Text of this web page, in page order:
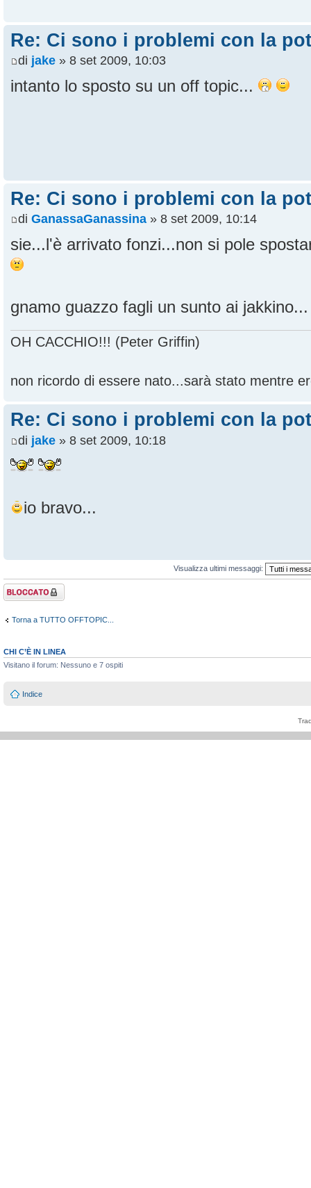
Re: Ci sono i problemi con la
di jake » 8 set 2009, 10:03
intanto lo sposto su un off topic...
Re: Ci sono i problemi con la
di GanassaGanassina » 8 set 2009, 10:14
sie...l'è arrivato fonzi...non si pole
gnamo guazzo fagli un sunto ai
OH CACCHIO!!! (Peter Griffin)
non ricordo di essere nato...sarà stato mentre
Re: Ci sono i problemi con la
di jake » 8 set 2009, 10:18
io bravo...
Visualizza ultimi messaggi:
Argomento
bloccato
Torna a TUTTO OFFTOPIC...
CHI C’È IN LINEA
Visitano il forum: Nessuno e 7 ospiti
Indice